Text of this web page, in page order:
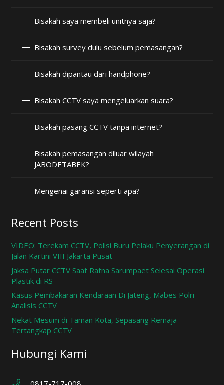
Bisakah saya membeli unitnya saja?
Bisakah survey dulu sebelum pemasangan?
Bisakah dipantau dari handphone?
Bisakah CCTV saya mengeluarkan suara?
Bisakah pasang CCTV tanpa internet?
Bisakah pemasangan diluar wilayah
JABODETABEK?
Mengenai garansi seperti apa?
Recent Posts
VIDEO: Terekam CCTV, Polisi Buru Pelaku Penyerangan di
Jalan Kartini VIII Jakarta Pusat
Jaksa Putar CCTV Saat Ratna Sarumpaet Selesai Operasi
Plastik di RS
Kasus Pembakaran Kendaraan Di Jateng, Mabes Polri
Analisis CCTV
Nekat Mesum di Taman Kota, Sepasang Remaja
Tertangkap CCTV
Hubungi Kami